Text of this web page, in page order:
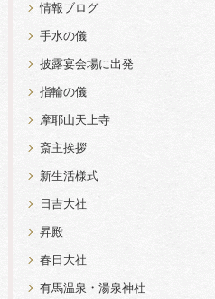
情報ブログ
手水の儀
披露宴会場に出発
指輪の儀
摩耶山天上寺
斎主挨拶
新生活様式
日吉大社
昇殿
春日大社
有馬温泉・湯泉神社